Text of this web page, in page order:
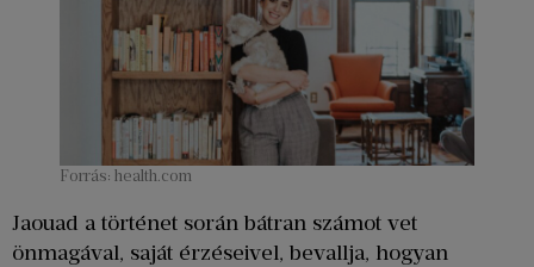
Forrás: health.com
Jaouad a történet során bátran számot vet
önmagával, saját érzéseivel, bevallja, hogyan